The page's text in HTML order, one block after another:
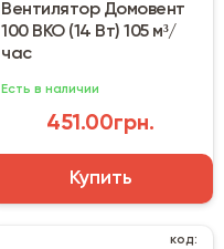
Вентилятор Домовент
100 ВКО (14 Вт) 105 м³/
час
Есть в наличии
451.00грн.
Купить
код: